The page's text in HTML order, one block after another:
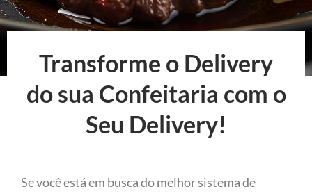
Transforme o Delivery
do sua Confeitaria com o
Seu Delivery!
Se você está em busca do melhor sistema de